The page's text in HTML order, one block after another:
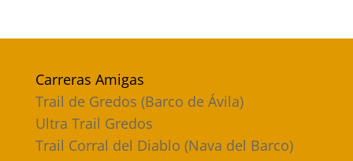
Carreras Amigas
Trail de Gredos (Barco de Ávila)
Ultra Trail Gredos
Trail Corral del Diablo (Nava del Barco)